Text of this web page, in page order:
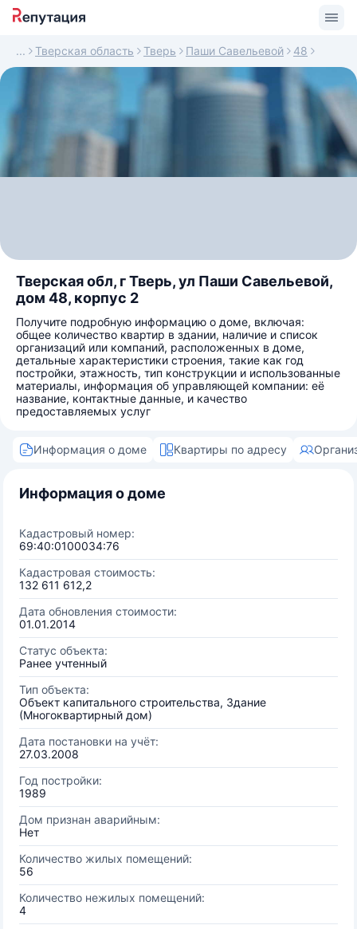
Тверская область Тверь Паши Савельевой 48
Тверская обл, г Тверь, ул Паши Савельевой,
дом 48, корпус 2
Получите подробную информацию о доме, включая:
общее количество квартир в здании, наличие и список
организаций или компаний, расположенных в доме,
детальные характеристики строения, такие как год
постройки, этажность, тип конструкции и использованные
материалы, информация об управляющей компании: её
название, контактные данные, и качество
предоставляемых услуг
Информация о доме Квартиры по адресу
Информация о доме
Кадастровый номер:
69:40:0100034:76
Кадастровая стоимость:
132 611 612,2
Дата обновления стоимости:
01.01.2014
Статус объекта:
Ранее учтенный
Тип объекта:
Объект капитального строительства, Здание
(Многоквартирный дом)
Дата постановки на учёт:
27.03.2008
Год постройки:
1989
Дом признан аварийным:
Нет
Количество жилых помещений:
56
Количество нежилых помещений:
4